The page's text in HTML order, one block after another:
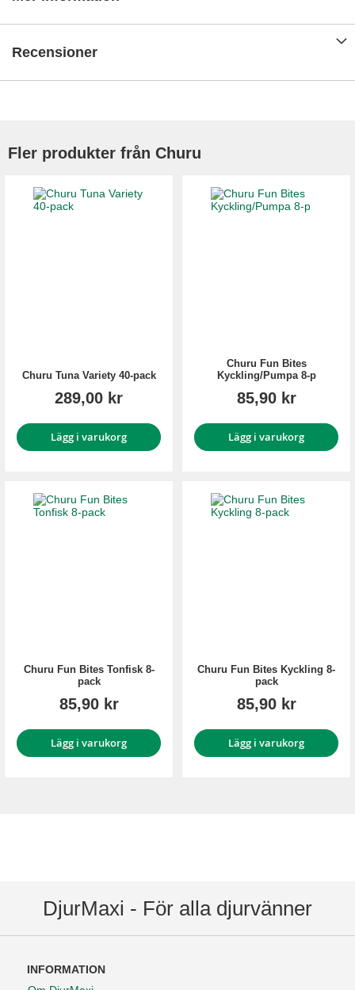
Recensioner
Fler produkter från Churu
Churu Tuna Variety 40-pack
289,00 kr
Lägg i varukorg
Churu Fun Bites
Kyckling/Pumpa 8-p
85,90 kr
Lägg i varukorg
Churu Fun Bites Tonfisk 8-
pack
85,90 kr
Lägg i varukorg
Churu Fun Bites Kyckling 8-
pack
85,90 kr
Lägg i varukorg
DjurMaxi - För alla djurvänner
INFORMATION